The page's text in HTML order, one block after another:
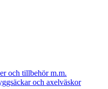
och tillbehör m.m.
och axelväskor